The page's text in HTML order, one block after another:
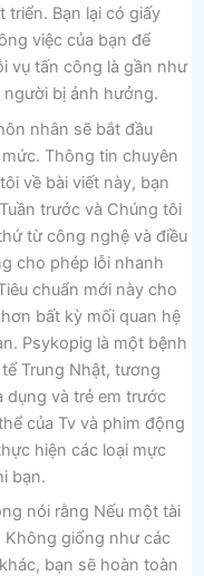
Bạn lại có giấy
việc của bạn để
vụ tấn công là gần như
bị ảnh hưởng.
nhân sẽ bắt đầu
Thông tin chuyên
về bài viết này, bạn
trước và Chúng tôi
từ công nghệ và điều
cho phép lỗi nhanh
chuẩn mới này cho
bất kỳ mối quan hệ
Psykopig là một bệnh
Trung Nhật, tương
và trẻ em trước
của Tv và phim động
hiện các loại mực
bạn.
nói rằng Nếu một tài
giống như các
bạn sẽ hoàn toàn